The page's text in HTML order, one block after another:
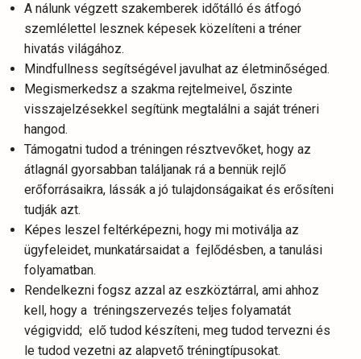
A nálunk végzett szakemberek időtálló és átfogó
szemlélettel lesznek képesek közelíteni a tréner
hivatás világához.
Mindfullness segítségével javulhat az életminőséged.
Megismerkedsz a szakma rejtelmeivel, őszinte
visszajelzésekkel segítünk megtalálni a saját tréneri
hangod.
Támogatni tudod a tréningen résztvevőket, hogy az
átlagnál gyorsabban találjanak rá a bennük rejlő
erőforrásaikra, lássák a jó tulajdonságaikat és erősíteni
tudják azt.
Képes leszel feltérképezni, hogy mi motiválja az
ügyfeleidet, munkatársaidat a fejlődésben, a tanulási
folyamatban.
Rendelkezni fogsz azzal az eszköztárral, ami ahhoz
kell, hogy a tréningszervezés teljes folyamatát
végigvidd; elő tudod készíteni, meg tudod tervezni és
le tudod vezetni az alapvető tréningtípusokat.